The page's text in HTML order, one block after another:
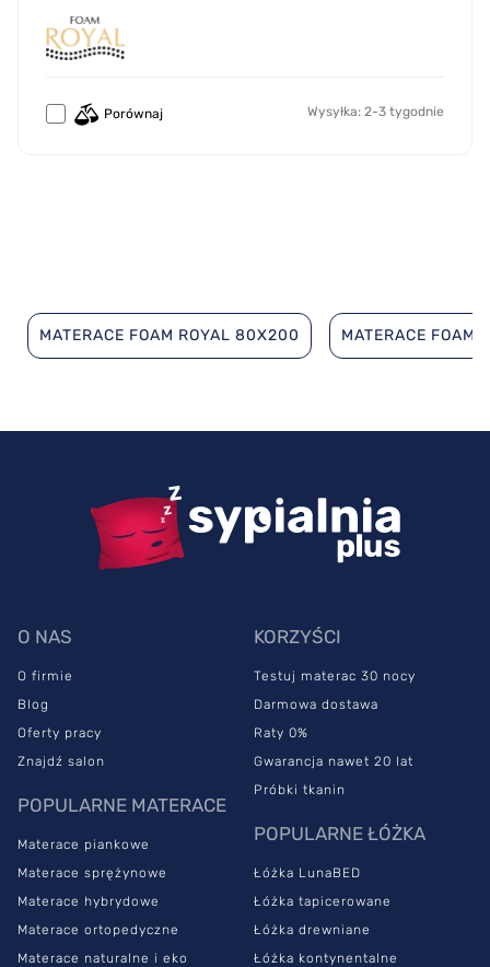
Porównaj Wysyłka: 2-3 tygodnie
MATERACE FOAM ROYAL 80X200 MATERACE FOAM
O NAS
O firmie
Blog
Oferty pracy
Znajdź salon
POPULARNE MATERACE
Materace piankowe
Materace sprężynowe
Materace hybrydowe
Materace ortopedyczne
Materace naturalne i eko
KORZYŚCI
Testuj materac 30 nocy
Darmowa dostawa
Raty 0%
Gwarancja nawet 20 lat
Próbki tkanin
POPULARNE ŁÓŻKA
Łóżka LunaBED
Łóżka tapicerowane
Łóżka drewniane
Łóżka kontynentalne